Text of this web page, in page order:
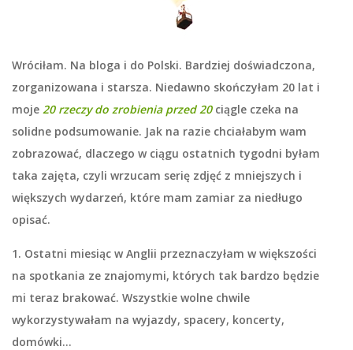
Wróciłam. Na bloga i do Polski. Bardziej doświadczona,
zorganizowana i starsza. Niedawno skończyłam 20 lat i
moje 20 rzeczy do zrobienia przed 20ciągle czeka na
solidne podsumowanie. Jak na razie chciałabym wam
zobrazować, dlaczego w ciągu ostatnich tygodni byłam
taka zajęta, czyli wrzucam serię zdjęć z mniejszych i
większych wydarzeń, które mam zamiar za niedługo
opisać.
1. Ostatni miesiąc w Anglii przeznaczyłam w większości
na spotkania ze znajomymi, których tak bardzo będzie
mi teraz brakować. Wszystkie wolne chwile
wykorzystywałam na wyjazdy, spacery, koncerty,
domówki…